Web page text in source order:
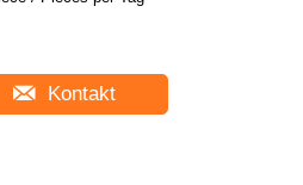
Kontakt